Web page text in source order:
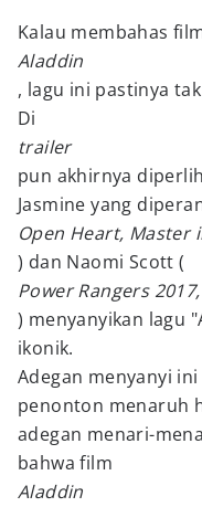
Kalau membahas
Aladdin
, lagu ini pastinya
Di
trailer
pun akhirnya
Jasmine yang
Open Heart, Master
) dan Naomi Scott (
Power Rangers
) menyanyikan lagu
ikonik.
Adegan menyanyi
penonton menaruh
adegan menari-
bahwa film
Aladdin